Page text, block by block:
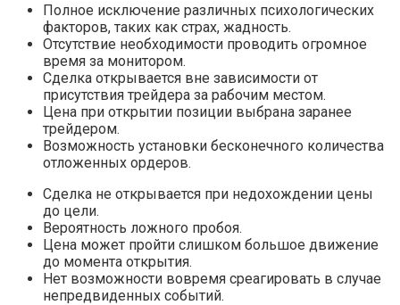
Полное исключение различных психологических
факторов, таких как страх, жадность.
Отсутствие необходимости проводить огромное
время за монитором.
Сделка открывается вне зависимости от
присутствия трейдера за рабочим местом.
Цена при открытии позиции выбрана заранее
трейдером.
Возможность установки бесконечного количества
отложенных ордеров.
Сделка не открывается при недохождении цены
до цели.
Вероятность ложного пробоя.
Цена может пройти слишком большое движение
до момента открытия.
Нет возможности вовремя среагировать в случае
непредвиденных событий.